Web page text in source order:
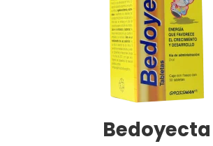
Bedoyecta